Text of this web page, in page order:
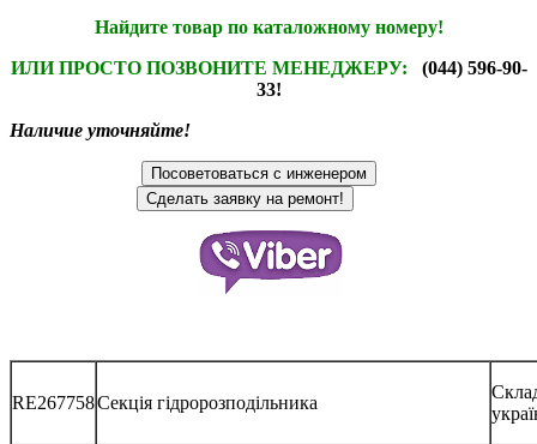
Найдите товар по каталожному номеру!
ИЛИ ПРОСТО ПОЗВОНИТЕ МЕНЕДЖЕРУ: (044) 596-90-
33!
Наличие уточняйте!
RE267758Секція гідророзподільника